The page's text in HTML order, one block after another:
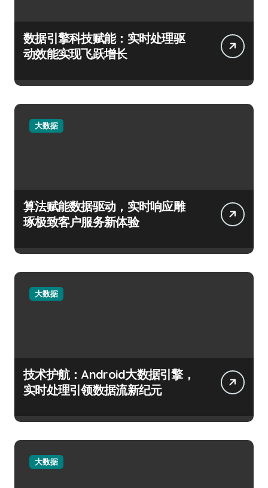
数据引擎科技赋能：实时处理驱
动效能实现飞跃增长
大数据
算法赋能数据驱动，实时响应雕
琢极致客户服务新体验
大数据
技术护航：Android大数据引擎，
实时处理引领数据流新纪元
大数据